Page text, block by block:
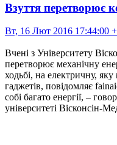
Взуття перетворює
Вт, 16 Лют 2016 17:44:00
Вчені з Університету
перетворює механічну
ходьбі, на електричну,
гаджетів, повідомляє
собі багато енергії, –
університеті Вісконсін-